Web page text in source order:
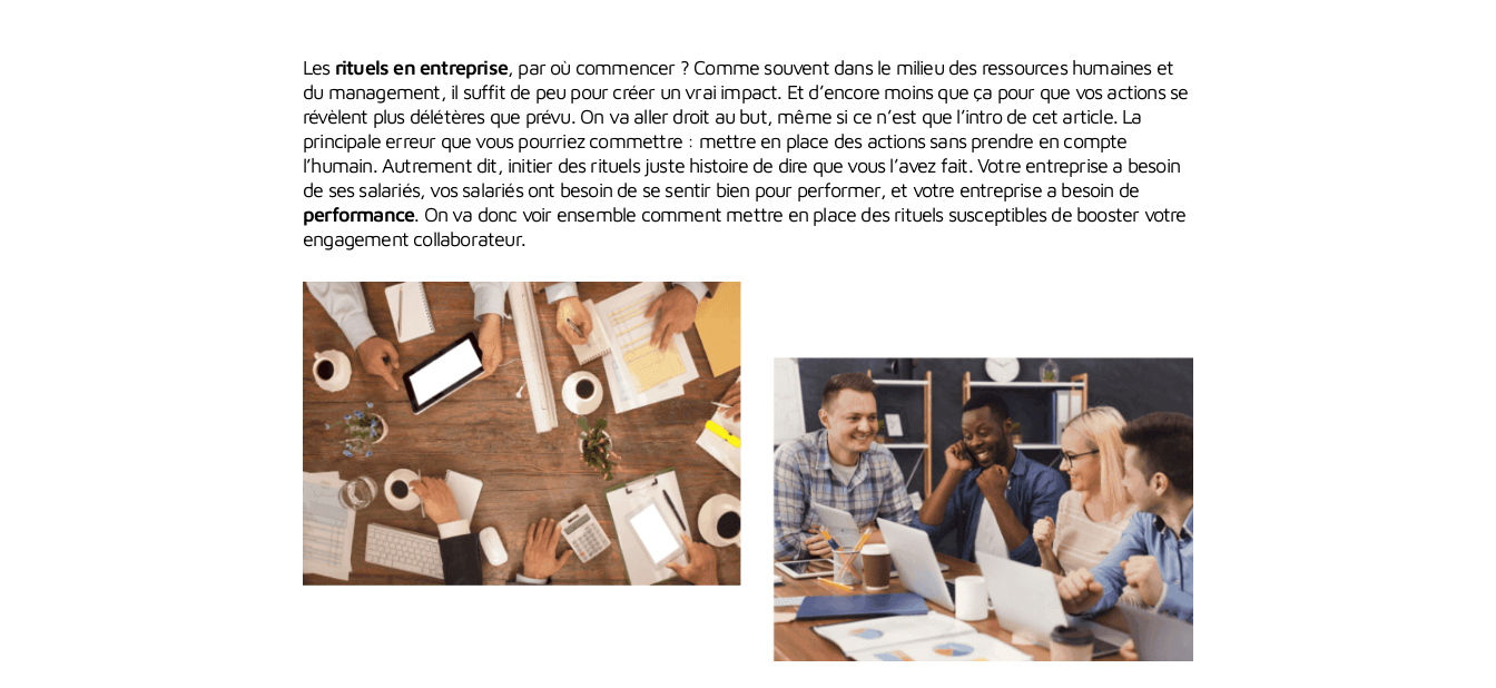
Les rituels en entreprise, par où commencer ? Comme souvent dans le milieu des ressources humaines et
du management, il suffit de peu pour créer un vrai impact. Et d’encore moins que ça pour que vos actions se
révèlent plus délétères que prévu. On va aller droit au but, même si ce n’est que l’intro de cet article. La
principale erreur que vous pourriez commettre : mettre en place des actions sans prendre en compte
l’humain. Autrement dit, initier des rituels juste histoire de dire que vous l’avez fait. Votre entreprise a besoin
de ses salariés, vos salariés ont besoin de se sentir bien pour performer, et votre entreprise a besoin de
performance. On va donc voir ensemble comment mettre en place des rituels susceptibles de booster votre
engagement collaborateur.